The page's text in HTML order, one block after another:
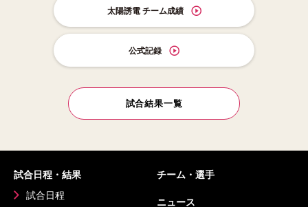
太陽誘電 チーム成績
公式記録
試合結果一覧
試合日程・結果
試合日程
チーム・選手
ニュース